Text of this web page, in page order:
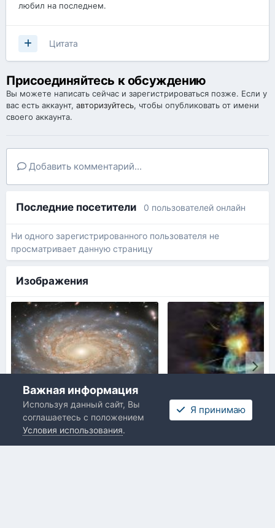
любил на последнем.
Цитата
Присоединяйтесь к обсуждению
Вы можете написать сейчас и зарегистрироваться позже. Если у
вас есть аккаунт, авторизуйтесь, чтобы опубликовать от имени
своего аккаунта.
Добавить комментарий...
Последние посетители 0 пользователей онлайн
Ни одного зарегистрированного пользователя не
просматривает данную страницу
Изображения
NGC 7038.jpg
ОтDenskky,11 декабря, 2022
Tsentr_MP.jpg
ОтDenskky,28 января,
Важная информация
Используя данный сайт, Вы
соглашаетесь с положением
Условия использования.
Я принимаю